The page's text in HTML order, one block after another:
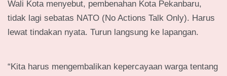
Wali Kota menyebut, pembenahan Kota Pekanbaru,
tidak lagi sebatas NATO (No Actions Talk Only). Harus
lewat tindakan nyata. Turun langsung ke lapangan.
“Kita harus mengembalikan kepercayaan warga tentang